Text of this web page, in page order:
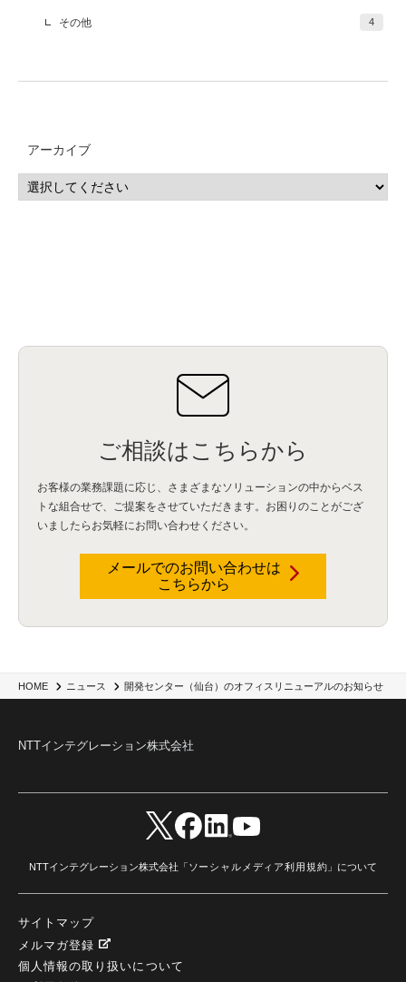
HOME ニュース 開発センター（仙台）のオフィスリニューアルのお知らせ
その他 4
アーカイブ
ご相談はこちらから
お客様の業務課題に応じ、さまざまなソリューションの中からベス
トな組合せで、
ご提案をさせていただきます。お困りのことがござ
いましたらお気軽にお問い合わせください。
メールでのお問い合わせは
こちらから
NTTインテグレーション株式会社
NTTインテグレーション株式会社「ソーシャルメディア利用規約 」について
サイトマップ
メルマガ登録
個人情報の取り扱いについて